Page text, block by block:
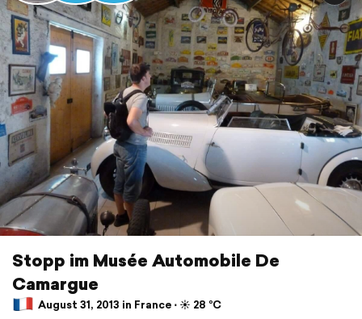
Stopp im Musée Automobile De
Camargue
August 31, 2013 in France ⋅ ☀️ 28 °C